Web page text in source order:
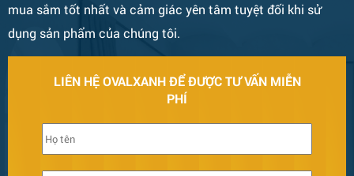
mua sắm tốt nhất và cảm giác yên tâm tuyệt đối khi sử
dụng sản phẩm của chúng tôi.
LIÊN HỆ OVALXANH ĐỂ ĐƯỢC TƯ VẤN MIỄN
PHÍ